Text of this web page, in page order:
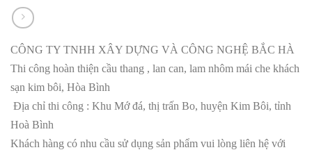
CÔNG TY TNHH XÂY DỰNG VÀ CÔNG NGHỆ BẮC HÀ
Thi công hoàn thiện cầu thang , lan can, lam nhôm mái che khách
sạn kim bôi, Hòa Bình
Địa chỉ thi công : Khu Mớ đá, thị trấn Bo, huyện Kim Bôi, tỉnh
Hoà Bình
Khách hàng có nhu cầu sử dụng sản phẩm vui lòng liên hệ với